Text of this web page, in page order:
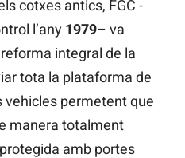
cotxes antics, FGC -
l’any 1979– va
integral de la
tota la plataforma de
vehicles permetent que
manera totalment
amb portes